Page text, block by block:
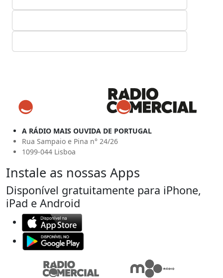
A RÁDIO MAIS OUVIDA DE PORTUGAL
Rua Sampaio e Pina n° 24/26
1099-044 Lisboa
Instale as nossas Apps
Disponível gratuitamente para iPhone,
iPad e Android